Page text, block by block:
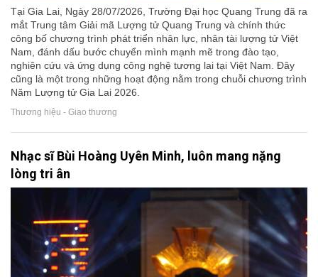
Tại Gia Lai, Ngày 28/07/2026, Trường Đại học Quang Trung đã ra
mắt Trung tâm Giải mã Lượng tử Quang Trung và chính thức
công bố chương trình phát triển nhân lực, nhân tài lượng tử Việt
Nam, đánh dấu bước chuyển mình mạnh mẽ trong đào tạo,
nghiên cứu và ứng dụng công nghệ tương lai tại Việt Nam. Đây
cũng là một trong những hoạt động nằm trong chuỗi chương trình
Năm Lượng tử Gia Lai 2026.
Thương hiệu - Giao thương
Nhạc sĩ Bùi Hoàng Uyên Minh, luôn mang nặng
lòng tri ân